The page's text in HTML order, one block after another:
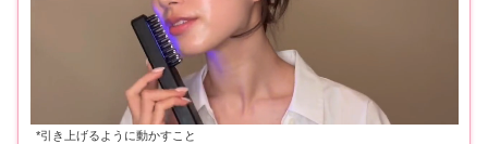
*引き上げるように動かすこと